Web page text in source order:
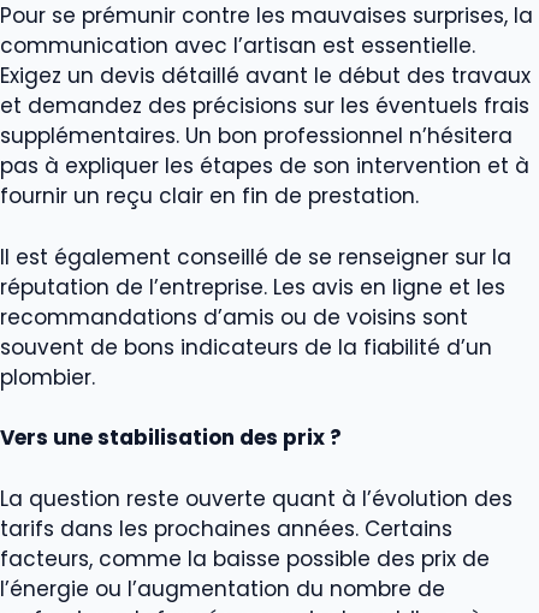
Pour se prémunir contre les mauvaises surprises, la
communication avec l’artisan est essentielle.
Exigez un devis détaillé avant le début des travaux
et demandez des précisions sur les éventuels frais
supplémentaires. Un bon professionnel n’hésitera
pas à expliquer les étapes de son intervention et à
fournir un reçu clair en fin de prestation.
Il est également conseillé de se renseigner sur la
réputation de l’entreprise. Les avis en ligne et les
recommandations d’amis ou de voisins sont
souvent de bons indicateurs de la fiabilité d’un
plombier.
Vers une stabilisation des prix ?
La question reste ouverte quant à l’évolution des
tarifs dans les prochaines années. Certains
facteurs, comme la baisse possible des prix de
l’énergie ou l’augmentation du nombre de